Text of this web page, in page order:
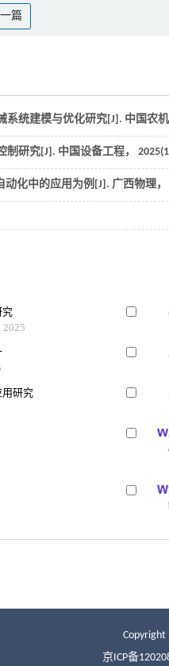
篇
系统建模与优化研究[J]. 中国农
制研究[J]. 中国设备工程， 2025
化中的应用为例[J]. 广西物理，
Copyright
京ICP备